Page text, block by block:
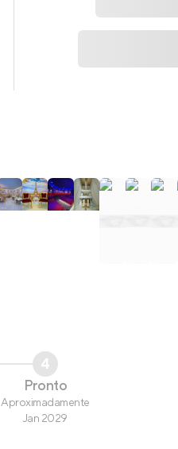
4
Pronto
Aproximadamente
Jan 2029